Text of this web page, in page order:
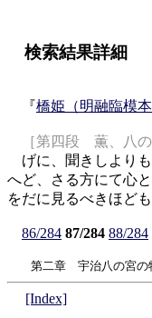
検索結果詳細
『橋姫（明融臨模本
［第四段 薫、八の
げに、聞きしよりも
へど、さる方にて心
をだに見るべきほど
86/284 87/284 88/284
第二章 宇治八の宮の
[Index]